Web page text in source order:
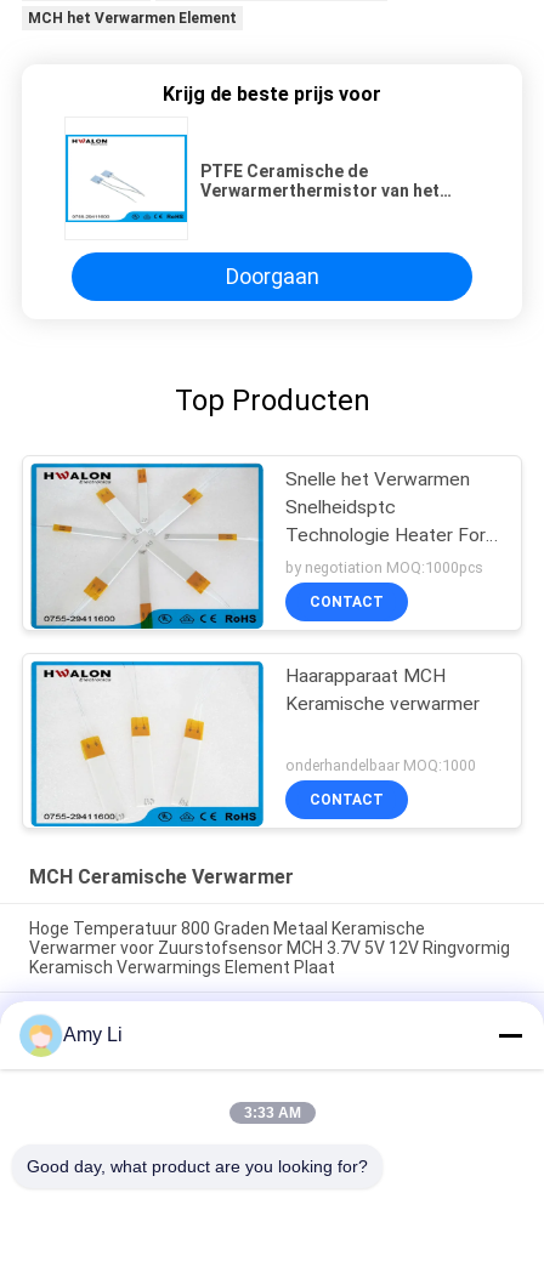
MCH het Verwarmen Element
Krijg de beste prijs voor
PTFE Ceramische de
Verwarmerthermistor van het
Doorgaan
Top Producten
Snelle het Verwarmen
Snelheidsptc
Technologie Heater For
Hair
Straightener/Krulspeld
by negotiation MOQ:1000pcs
CONTACT
Haarapparaat MCH
Keramische verwarmer
onderhandelbaar MOQ:1000
CONTACT
MCH Ceramische Verwarmer
Hoge Temperatuur 800 Graden Metaal Keramische
Verwarmer voor Zuurstofsensor MCH 3.7V 5V 12V Ringvormig
Keramisch Verwarmings Element Plaat
Keramische Mch-verwarmer Vierkante plaat voor haardraaiers
24v Plaat Witte elektrische keramische verwarmer voor
medische machines MCH Geïsoleerde weerstand
15*70mm Hoogtemperatuur Keramische MCH
Verwarmingsplaat Droogverwarmd 100°C-230°C 500°C-700°C
Amy Li
3:33 AM
Good day, what product are you looking for?